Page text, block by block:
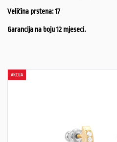
Veličina prstena: 17
Garancija na boju 12 mjeseci.
AKCIJA